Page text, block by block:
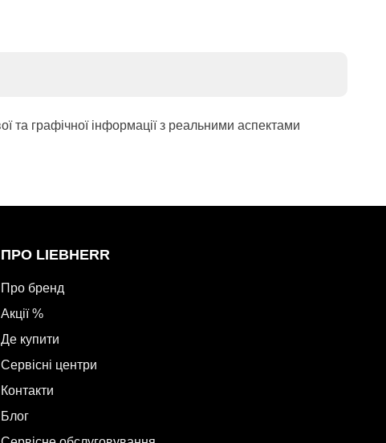
та графічної інформації з реальними аспектами
ПРО LIEBHERR
Про бренд
Акції %
Де купити
Сервісні центри
Контакти
Блог